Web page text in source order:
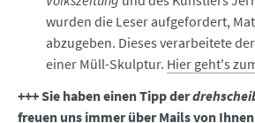
wurden die Leser aufgefordert,
abzugeben. Dieses verarbeitete
einer Müll-Skulptur. Hier geht's
+++ Sie haben einen Tipp der
freuen uns immer über Mails von